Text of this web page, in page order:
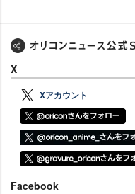
X
Xアカウント
Facebook